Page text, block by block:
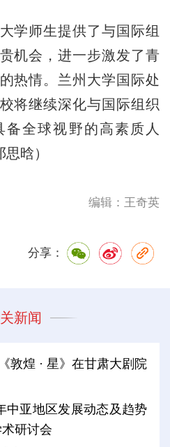
师生提供了与国际组
机会，进一步激发了青
热情。兰州大学国际处
将继续深化与国际组织
全球视野的高素质人
晗）
编辑：王奇英
分享：
新闻
敦煌 · 星》在甘肃大剧院
中亚地区发展动态及趋势
研讨会